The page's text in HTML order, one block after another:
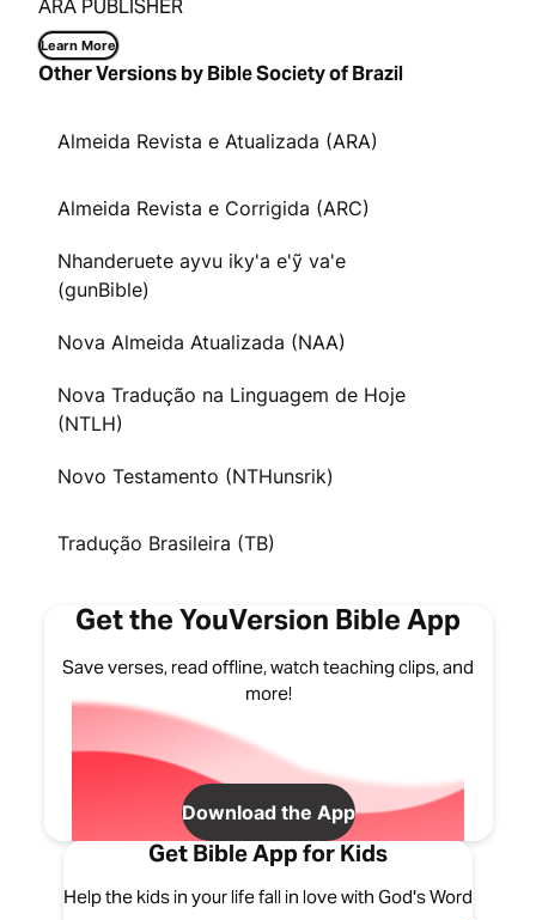
ARA PUBLISHER
Learn More
Other Versions by Bible Society of Brazil
Almeida Revista e Atualizada (ARA)
Almeida Revista e Corrigida (ARC)
Nhanderuete ayvu iky'a e'ỹ va'e
(gunBible)
Nova Almeida Atualizada (NAA)
Nova Tradução na Linguagem de Hoje
(NTLH)
Novo Testamento (NTHunsrik)
Tradução Brasileira (TB)
Get the YouVersion Bible App
Save verses, read offline, watch teaching clips, and
more!
Download the App
Get Bible App for Kids
Help the kids in your life fall in love with God's Word